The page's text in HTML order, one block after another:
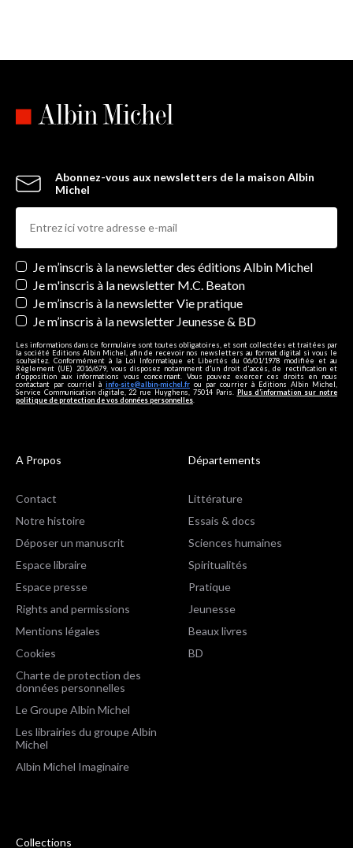
Abonnez-vous aux newsletters de la maison Albin
Michel
Newsletters
Je m’inscris à la newsletter des éditions Albin Michel
Je m'inscris à la newsletter M.C. Beaton
Je m’inscris à la newsletter Vie pratique
Je m’inscris à la newsletter Jeunesse & BD
Les informations dans ce formulaire sont toutes obligatoires, et sont collectées et traitées par
la société Editions Albin Michel, afin de recevoir nos newsletters au format digital si vous le
souhaitez. Conformément à la Loi Informatique et Libertés du 06/01/1978 modifiée et au
Règlement (UE) 2016/679, vous disposez notamment d'un droit d'accès, de rectification et
d’opposition aux informations vous concernant. Vous pouvez exercer ces droits en nous
contactant par courriel à info-site@albin-michel.fr ou par courrier à Editions Albin Michel,
Service Communication digitale, 22 rue Huyghens, 75014 Paris. Plus d’information sur notre
politique de protection de vos données personnelles.
A Propos
Contact
Notre histoire
Déposer un manuscrit
Espace libraire
Espace presse
Rights and permissions
Mentions légales
Cookies
Charte de protection des
données personnelles
Le Groupe Albin Michel
Les librairies du groupe Albin
Michel
Albin Michel Imaginaire
Départements
Littérature
Essais & docs
Sciences humaines
Spiritualités
Pratique
Jeunesse
Beaux livres
BD
Collections